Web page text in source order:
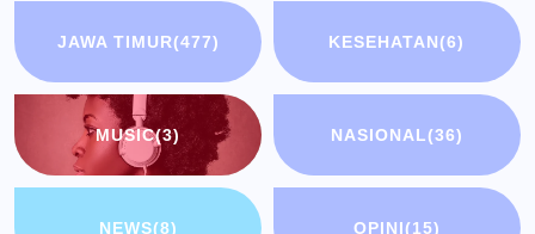
JAWA TIMUR(477) KESEHATAN(6)
MUSIC(3) NASIONAL(36)
NEWS(8) OPINI(15)